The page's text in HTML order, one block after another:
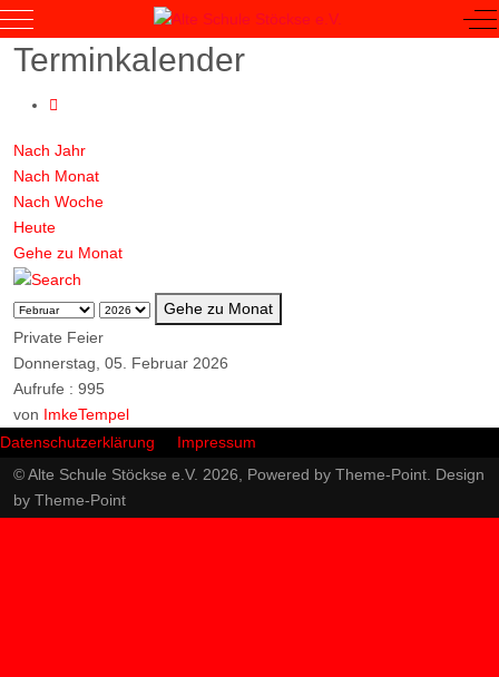
Mobile Menu Toggle
Terminkalender
Nach Jahr
Nach Monat
Nach Woche
Heute
Gehe zu Monat
Gehe zu Monat
Private Feier
Donnerstag, 05. Februar 2026
Aufrufe : 995
von ImkeTempel
Datenschutzerklärung
Impressum
© Alte Schule Stöckse e.V. 2026, Powered by Theme-Point . Design
by Theme-Point